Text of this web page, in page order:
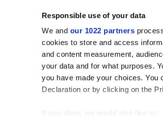
Responsible use of your data
We and our 1022 partners
cookies to store and access
and content measurement,
your data and for what purposes.
you have made your choices. You
Declaration or by clicking on the
If you allow, we would also like to:
Corona
S.p.a. - P.IVA: IT00628160368
7, 41049 Sassuolo (MO) Italy